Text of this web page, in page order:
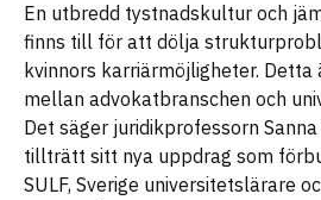
En utbredd tystnadskultur och
finns till för att dölja
kvinnors karriärmöjligheter.
mellan advokatbranschen och
Det säger juridikprofessorn
tillträtt sitt nya uppdrag som
SULF, Sverige universitetslärare